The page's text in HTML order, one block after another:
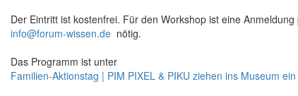
Der Eintritt ist kostenfrei. Für den Workshop ist eine
info@forum-wissen.de nötig.
Das Programm ist unter
Familien-Aktionstag | PIM PIXEL & PIKU ziehen ins Museum